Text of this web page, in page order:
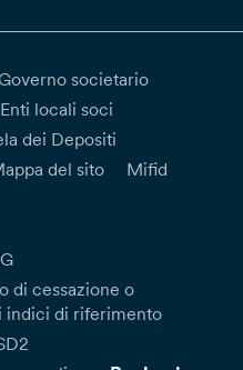
societario
Enti locali soci
dei Depositi
del sito
Mifid
di cessazione o
indici di riferimento